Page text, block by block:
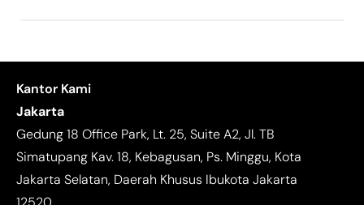
Kantor Kami
Jakarta
Gedung 18 Office Park, Lt. 25, Suite A2, Jl. TB
Simatupang Kav. 18, Kebagusan, Ps. Minggu, Kota
Jakarta Selatan, Daerah Khusus Ibukota Jakarta